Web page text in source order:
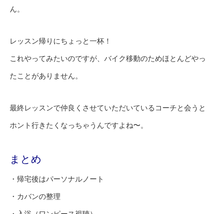
ん。
レッスン帰りにちょっと一杯！
これやってみたいのですが、バイク移動のためほとんどやっ
たことがありません。
最終レッスンで仲良くさせていただいているコーチと会うと
ホント行きたくなっちゃうんですよね〜。
まとめ
・帰宅後はパーソナルノート
・カバンの整理